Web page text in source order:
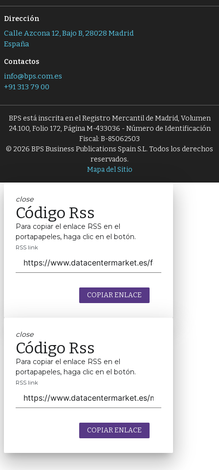
Dirección
Calle Azcona 12, Bajo B, 28028 Madrid
España
Contactos
info@bps.com.es
+91 313 79 00
BPS está inscrita en el Registro Mercantil de Madrid, Volumen
24.100, Folio 172, Página M-433036 - Número de Identificación
Fiscal: B-85062503
© 2026 BPS Business Publications Spain S.L. Todos los derechos
reservados.
Mapa del Sitio
close
Código Rss
Para copiar el enlace RSS en el
portapapeles, haga clic en el botón.
RSS link
COPIAR ENLACE
close
Código Rss
Para copiar el enlace RSS en el
portapapeles, haga clic en el botón.
RSS link
COPIAR ENLACE